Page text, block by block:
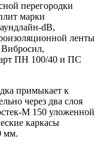
перегородки
марки
dB,
ленты
ПН 100/40 и ПС
примыкает к
через два слоя
М 150 уложенной
каркасы
мм.